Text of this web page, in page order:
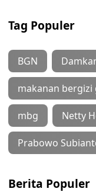
Tag Populer
BGN
makanan bergizi
mbg Netty
Prabowo
Berita Populer